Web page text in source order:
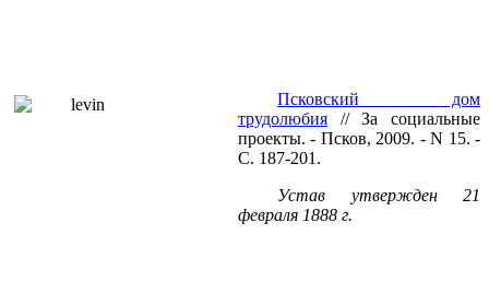
Псковский дом
трудолюбия // За социальные
проекты. - Псков, 2009. - N 15. -
С. 187-201.
Устав утвержден 21
февраля 1888 г.